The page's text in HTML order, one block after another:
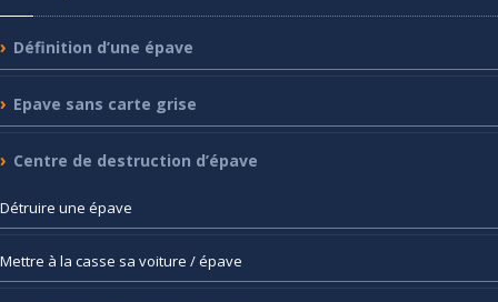
Définition d’une épave
Epave sans carte grise
Centre de destruction d’épave
Détruire une épave
Mettre à la casse sa voiture / épave